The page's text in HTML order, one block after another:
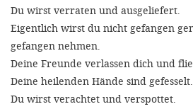
Du wirst verraten und ausgeliefert.
Eigentlich wirst du nicht gefangen
gefangen nehmen.
Deine Freunde verlassen dich und
Deine heilenden Hände sind gefesselt.
Du wirst verachtet und verspottet.